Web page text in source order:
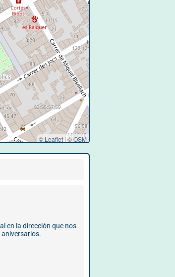
© Leaflet | ©OSM
en la dirección que nos